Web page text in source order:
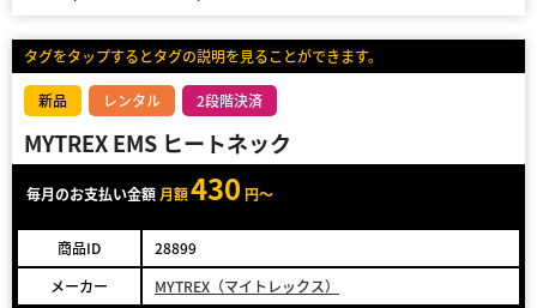
タグをタップするとタグの説明を見ることができます。
新品 レンタル 2段階決済
MYTREX EMS ヒートネック
毎月のお支払い金額 月額430 円～
商品ID
28899
メーカー
MYTREX（マイトレックス）